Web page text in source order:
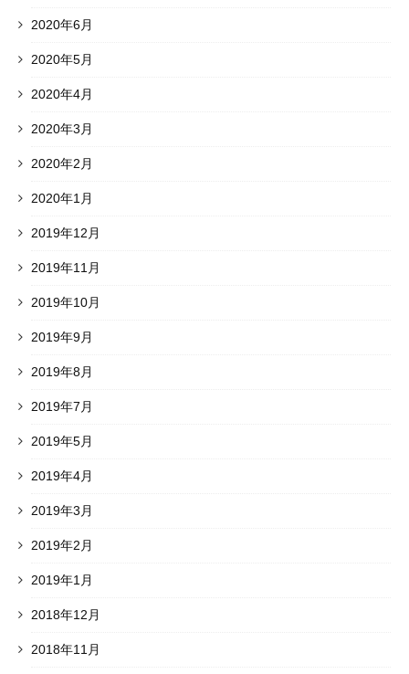
2020年6月
2020年5月
2020年4月
2020年3月
2020年2月
2020年1月
2019年12月
2019年11月
2019年10月
2019年9月
2019年8月
2019年7月
2019年5月
2019年4月
2019年3月
2019年2月
2019年1月
2018年12月
2018年11月